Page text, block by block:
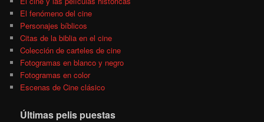
El fenómeno del cine
Personajes bíblicos
Citas de la biblia en el cine
Colección de carteles de cine
Fotogramas en blanco y negro
Fotogramas en color
Escenas de Cine clásico
Últimas pelis puestas